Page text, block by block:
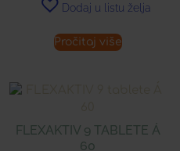
Dodaj u listu želja
Pročitaj više
FLEXAKTIV 9 TABLETE Á
60